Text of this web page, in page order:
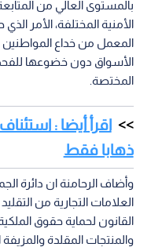
بالمستوى العالي من
الأمنية المختلفة، الأمر
المعمل من خداع
الأسواق دون خضوعها
المختصة.
اقرأ أيضا :
ذهابا فقط
وأضاف الرحامنة ان دائرة
العلامات التجارية من
القانون لحماية حقوق
والمنتجات المقلدة